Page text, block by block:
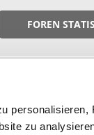
zu
FOREN